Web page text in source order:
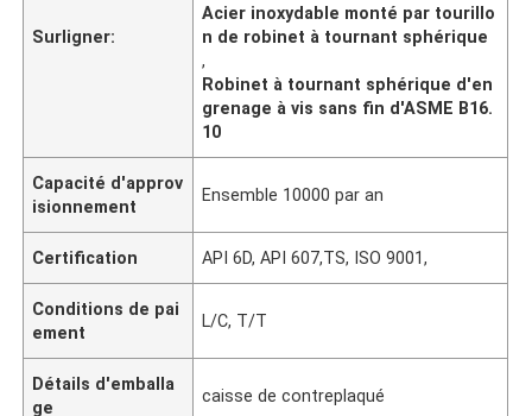
Surligner:
Acier inoxydable monté par tourillo
n de robinet à tournant sphérique
,
Robinet à tournant sphérique d'en
grenage à vis sans fin d'ASME B16.
10
Capacité d'approv
isionnement
Ensemble 10000 par an
Certification API 6D, API 607,TS, ISO 9001,
Conditions de pai
ement
L/C, T/T
Détails d'emballa
ge
caisse de contreplaqué